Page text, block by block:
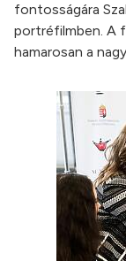
fontosságára
portréfilmben. A
hamarosan a